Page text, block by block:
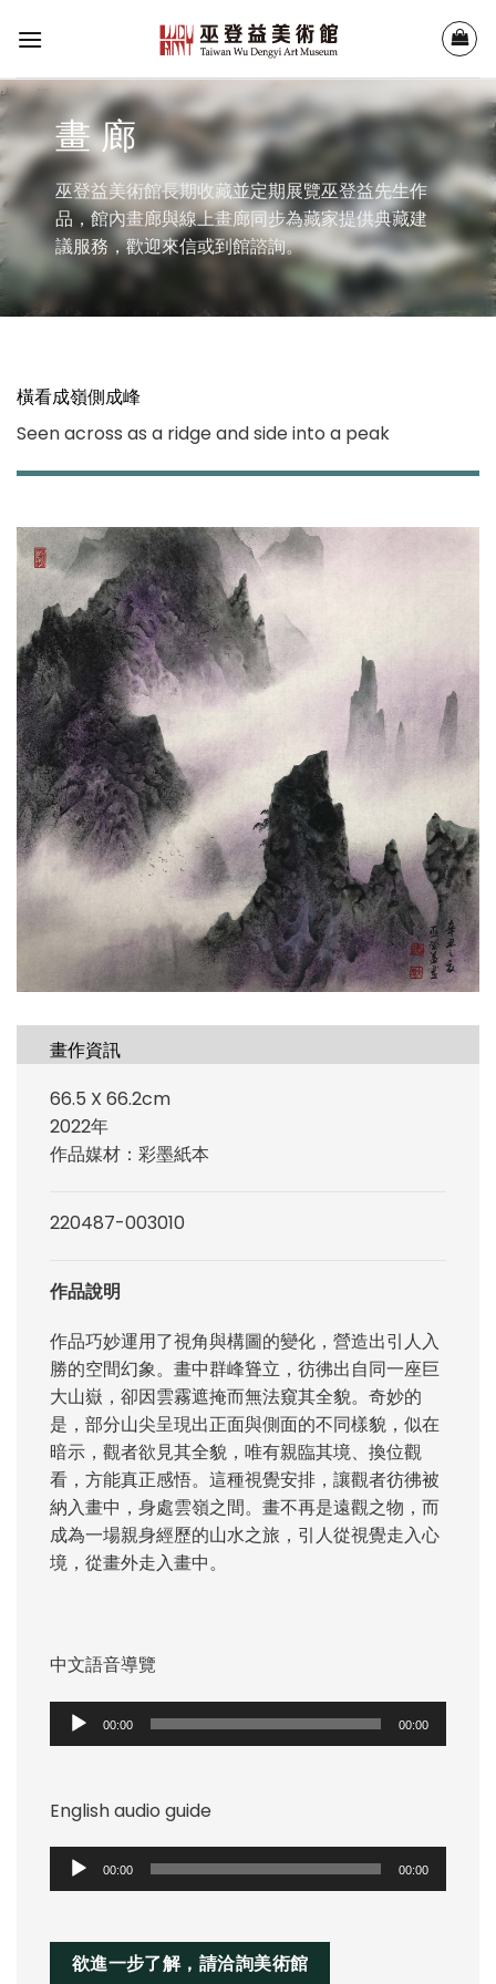
畫 廊
巫登益美術館長期收藏並定期展覽巫登益先生作
品，館內畫廊與線上畫廊同步為藏家提供典藏建
議服務，歡迎來信或到館諮詢。
橫看成嶺側成峰
Seen across as a ridge and side into a peak
畫作資訊
66.5 X 66.2cm
2022年
作品媒材：彩墨紙本
220487-003010
作品說明
作品巧妙運用了視角與構圖的變化，營造出引人入
勝的空間幻象。畫中群峰聳立，彷彿出自同一座巨
大山嶽，卻因雲霧遮掩而無法窺其全貌。奇妙的
是，部分山尖呈現出正面與側面的不同樣貌，似在
暗示，觀者欲見其全貌，唯有親臨其境、換位觀
看，方能真正感悟。這種視覺安排，讓觀者彷彿被
納入畫中，身處雲嶺之間。畫不再是遠觀之物，而
成為一場親身經歷的山水之旅，引人從視覺走入心
境，從畫外走入畫中。
中文語音導覽
訊
器
00:00 00:00
English audio guide
訊
放
00:00 00:00
欲進一步了解，請洽詢美術館